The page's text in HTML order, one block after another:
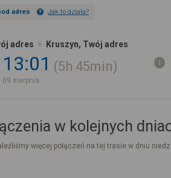
adres Jak to działa?
adres Kruszyn, Twój adres
13:01
09 sierpnia
5h 45min
w kolejnych
więcej połączeń na tej trasie w dniu